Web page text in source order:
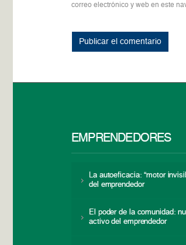
correo electrónico y web en este
EMPRENDEDORES
La autoeficacia: “motor
del emprendedor
El poder de la comunidad:
activo del emprendedor